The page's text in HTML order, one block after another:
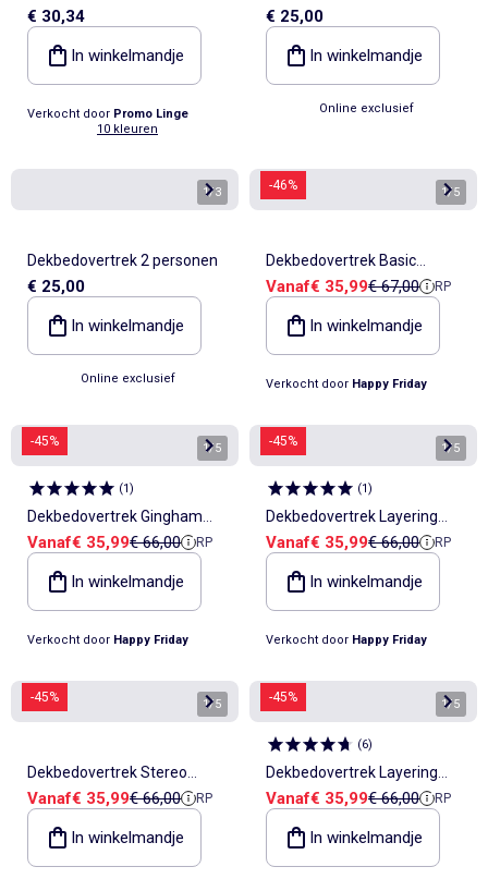
Douceur d'Intérieur
€ 30,34
In winkelmandje
Verkocht door Promo Linge
10 kleuren
€ 25,00
In winkelmandje
Online exclusief
1/3
Dekbedovertrek 2 personen
€ 25,00
In winkelmandje
Online exclusief
-46% 1/5
Dekbedovertrek Basic
"Happyfriday"
VanafVerkoopprijs
€ 35,99Referentieprijs
€ 67,00 RP
In winkelmandje
Verkocht door Happy Friday
-45% 1/5
(1)
Dekbedovertrek Gingham
"Happyfriday"
VanafVerkoopprijs
€ 35,99Referentieprijs
€ 66,00 RP
In winkelmandje
Verkocht door Happy Friday
-45% 1/5
(1)
Dekbedovertrek Layering
"Happyfriday"
VanafVerkoopprijs
€ 35,99Referentieprijs
€ 66,00 RP
In winkelmandje
Verkocht door Happy Friday
-45% 1/5
Dekbedovertrek Stereo
"Happyfriday"
VanafVerkoopprijs
€ 35,99Referentieprijs
€ 66,00 RP
In winkelmandje
-45% 1/5
(6)
Dekbedovertrek Layering
"Happyfriday"
VanafVerkoopprijs
€ 35,99Referentieprijs
€ 66,00 RP
In winkelmandje